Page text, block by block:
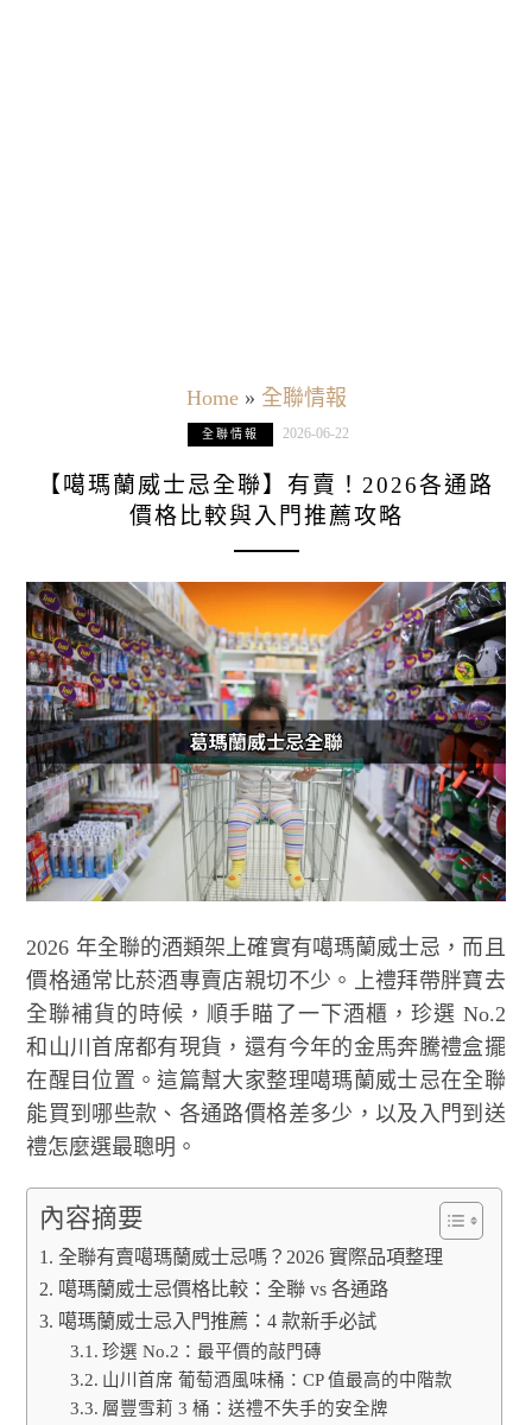
Home» 全聯情報
全聯情報 2026-06-22
【噶瑪蘭威士忌全聯】有賣！2026各通路
價格比較與入門推薦攻略
2026 年全聯的酒類架上確實有噶瑪蘭威士忌，而且
價格通常比菸酒專賣店親切不少。上禮拜帶胖寶去
全聯補貨的時候，順手瞄了一下酒櫃，珍選 No.2
和山川首席都有現貨，還有今年的金馬奔騰禮盒擺
在醒目位置。這篇幫大家整理噶瑪蘭威士忌在全聯
能買到哪些款、各通路價格差多少，以及入門到送
禮怎麼選最聰明。
內容摘要
全聯有賣噶瑪蘭威士忌嗎？2026 實際品項整理
噶瑪蘭威士忌價格比較：全聯 vs 各通路
噶瑪蘭威士忌入門推薦：4 款新手必試
珍選 No.2：最平價的敲門磚
山川首席 葡萄酒風味桶：CP 值最高的中階款
層豐雪莉 3 桶：送禮不失手的安全牌